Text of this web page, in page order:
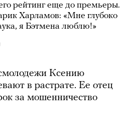
рейтинг еще до премьеры.
Харламов: «Мне глубоко
я Бэтмена люблю!»
Ксению
в растрате. Ее отец
за мошенничество